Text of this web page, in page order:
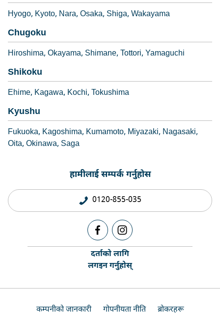
Hyogo Kyoto Nara Osaka Shiga Wakayama
Chugoku
Hiroshima Okayama Shimane Tottori Yamaguchi
Shikoku
Ehime Kagawa Kochi Tokushima
Kyushu
Fukuoka Kagoshima Kumamoto Miyazaki Nagasaki
Oita Okinawa Saga
हामीलाई सम्पर्क गर्नुहोस
0120-855-035
दर्ताको लागि
लगइन गर्नुहोस्
कम्पनीको जानकारी गोपनीयता नीति ब्रोकरहरू